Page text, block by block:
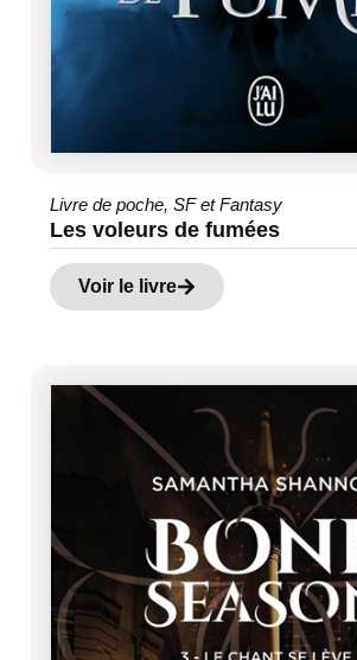
Livre de poche, SF et Fantasy
Les voleurs de fumées
Voir le livre